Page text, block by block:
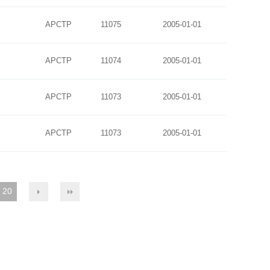
APCTP 11075 2005-01-01
APCTP 11074 2005-01-01
APCTP 11073 2005-01-01
APCTP 11073 2005-01-01
20